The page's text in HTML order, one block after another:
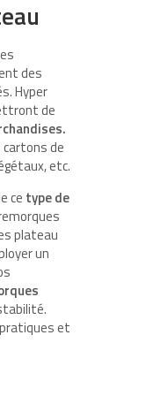
des
Hyper
de
de
etc.
ce type de
plateau
un
et